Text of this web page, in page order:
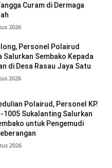
Curam di Dermaga
2026
Personel Polairud
Salurkan Sembako Kepada
di Desa Rasau Jaya Satu
2026
Polairud, Personel KP.
1005 Sukalanting Salurkan
untuk Pengemudi
2026